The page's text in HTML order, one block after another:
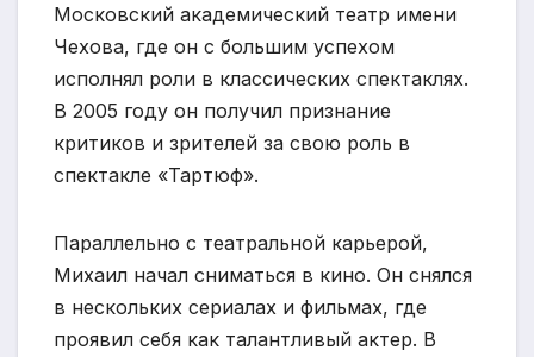
Московский академический театр имени
Чехова, где он с большим успехом
исполнял роли в классических спектаклях.
В 2005 году он получил признание
критиков и зрителей за свою роль в
спектакле «Тартюф».
Параллельно с театральной карьерой,
Михаил начал сниматься в кино. Он снялся
в нескольких сериалах и фильмах, где
проявил себя как талантливый актер. В